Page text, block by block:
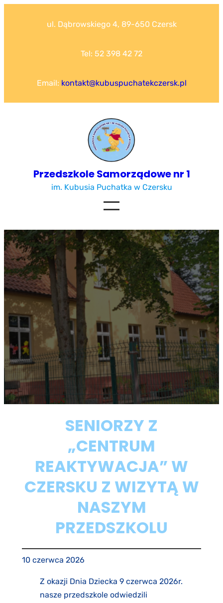
ul. Dąbrowskiego 4, 89-650 Czersk
Tel: 52 398 42 72
Email: kontakt@kubuspuchatekczersk.pl
Przedszkole Samorządowe nr 1
im. Kubusia Puchatka w Czersku
SENIORZY Z
„CENTRUM
REAKTYWACJA” W
CZERSKU Z WIZYTĄ W
NASZYM
PRZEDSZKOLU
10 czerwca 2026
Z okazji Dnia Dziecka 9 czerwca 2026r.
nasze przedszkole odwiedzili